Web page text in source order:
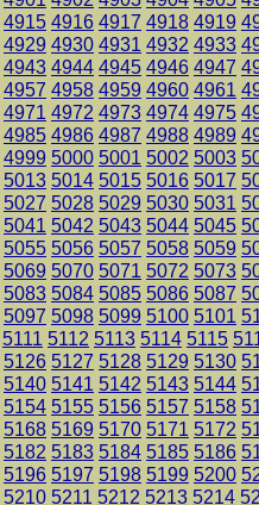
4915 4916 4917 4918 4919
4929 4930 4931 4932 4933
4943 4944 4945 4946 4947
4957 4958 4959 4960 4961
4971 4972 4973 4974 4975
4985 4986 4987 4988 4989
4999 5000 5001 5002 5003
5013 5014 5015 5016 5017
5027 5028 5029 5030 5031
5041 5042 5043 5044 5045
5055 5056 5057 5058 5059
5069 5070 5071 5072 5073
5083 5084 5085 5086 5087
5097 5098 5099 5100 5101
5111 5112 5113 5114 5115
5126 5127 5128 5129 5130
5140 5141 5142 5143 5144
5154 5155 5156 5157 5158
5168 5169 5170 5171 5172
5182 5183 5184 5185 5186
5196 5197 5198 5199 5200
5210 5211 5212 5213 5214